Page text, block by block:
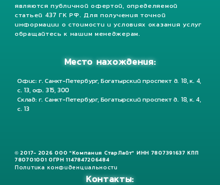
являются публичной офертой, определяемой
статьей 437 ГК РФ. Для получения точной
информации о стоимости и условиях оказания услуг
обращайтесь к нашим менеджерам.
Место нахождения:
Офис: г. Санкт-Петербург, Богатырский проспект д. 18, к. 4,
с. 13, оф. 315, 300
Склад: г. Санкт-Петербург, Богатырский проспект д. 18, к. 4,
с. 13
© 2017- 2026 ООО "Компания СтарЛайт" ИНН 7807391637 КПП
780701001 ОГРН 1147847206484
Политика конфиденциальности
Контакты: